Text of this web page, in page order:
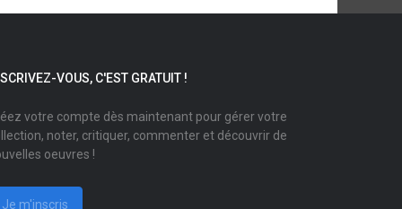
VOUS, C'EST GRATUIT !
votre compte dès maintenant pour gérer votre
noter, critiquer, commenter et découvrir de
oeuvres !
Je m'inscris